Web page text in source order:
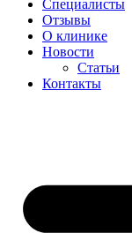
Специалисты
Отзывы
О клинике
Новости
Статьи
Контакты